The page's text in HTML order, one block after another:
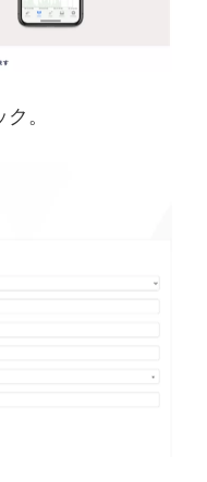
。